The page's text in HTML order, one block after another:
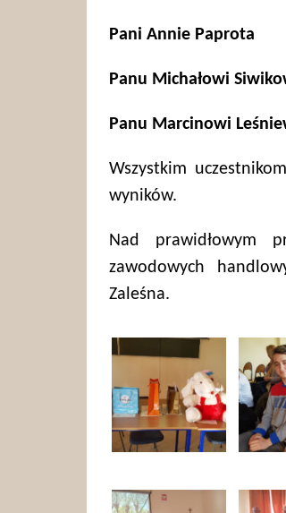
Pani Annie Paprota
Panu Michałowi
Panu Marcinowi
Wszystkim
wyników.
Nad prawidłowym
zawodowych
Zaleśna.